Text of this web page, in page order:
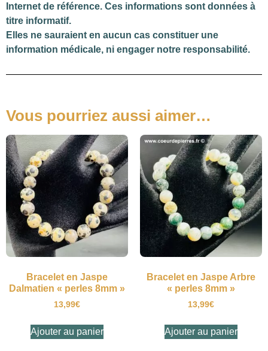
Internet de référence. Ces informations sont données à
titre informatif.
Elles ne sauraient en aucun cas constituer une
information médicale, ni engager notre responsabilité.
Vous pourriez aussi aimer…
Bracelet en Jaspe
Dalmatien « perles 8mm »
13,99€
Ajouter au panier
Bracelet en Jaspe Arbre
« perles 8mm »
13,99€
Ajouter au panier